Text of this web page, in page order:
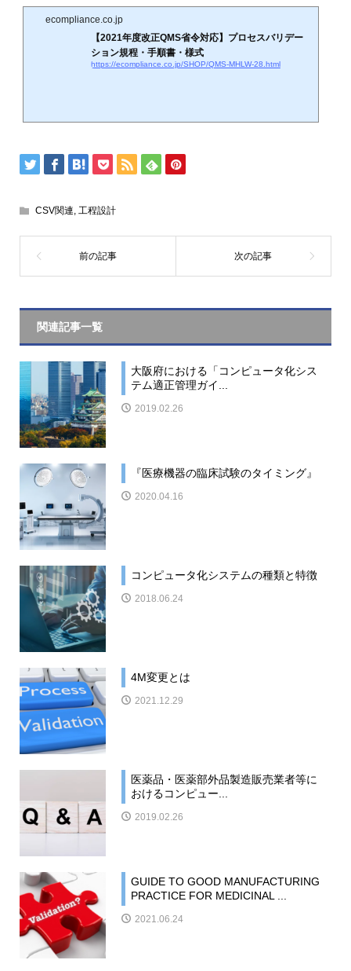
ecompliance.co.jp
【2021年度改正QMS省令対応】プロセスバリデー
ション規程・手順書・様式
https://ecompliance.co.jp/SHOP/QMS-MHLW-28.html
CSV関連 工程設計
関連記事一覧
大阪府における「コンピュータ化シス
テム適正管理ガイ...
2019.02.26
『医療機器の臨床試験のタイミング』
2020.04.16
コンピュータ化システムの種類と特徴
2018.06.24
4M変更とは
2021.12.29
医薬品・医薬部外品製造販売業者等に
おけるコンピュー...
2019.02.26
GUIDE TO GOOD MANUFACTURING
PRACTICE FOR MEDICINAL ...
2021.06.24